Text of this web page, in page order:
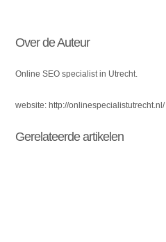
Over de Auteur
Online SEO specialist in Utrecht.
website: http://onlinespecialistutrecht.nl/
Gerelateerde artikelen